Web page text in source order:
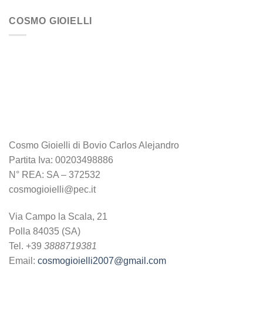
COSMO GIOIELLI
Cosmo Gioielli di Bovio Carlos Alejandro
Partita Iva: 00203498886
N° REA: SA – 372532
cosmogioielli@pec.it
Via Campo la Scala, 21
Polla 84035 (SA)
Tel. +39 3888719381
Email: cosmogioielli2007@gmail.com